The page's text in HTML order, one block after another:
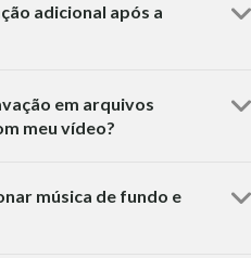
adicional após a
em arquivos
meu vídeo?
música de fundo e